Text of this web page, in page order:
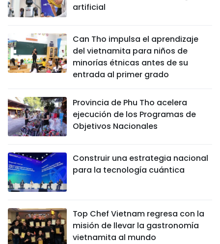
artificial
Can Tho impulsa el aprendizaje
del vietnamita para niños de
minorías étnicas antes de su
entrada al primer grado
Provincia de Phu Tho acelera
ejecución de los Programas de
Objetivos Nacionales
Construir una estrategia nacional
para la tecnología cuántica
Top Chef Vietnam regresa con la
misión de llevar la gastronomía
vietnamita al mundo